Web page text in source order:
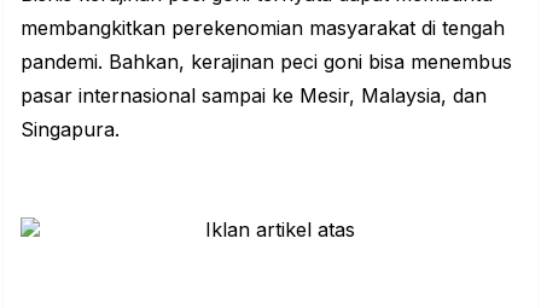
membangkitkan perekenomian masyarakat di tengah
pandemi. Bahkan, kerajinan peci goni bisa menembus
pasar internasional sampai ke Mesir, Malaysia, dan
Singapura.